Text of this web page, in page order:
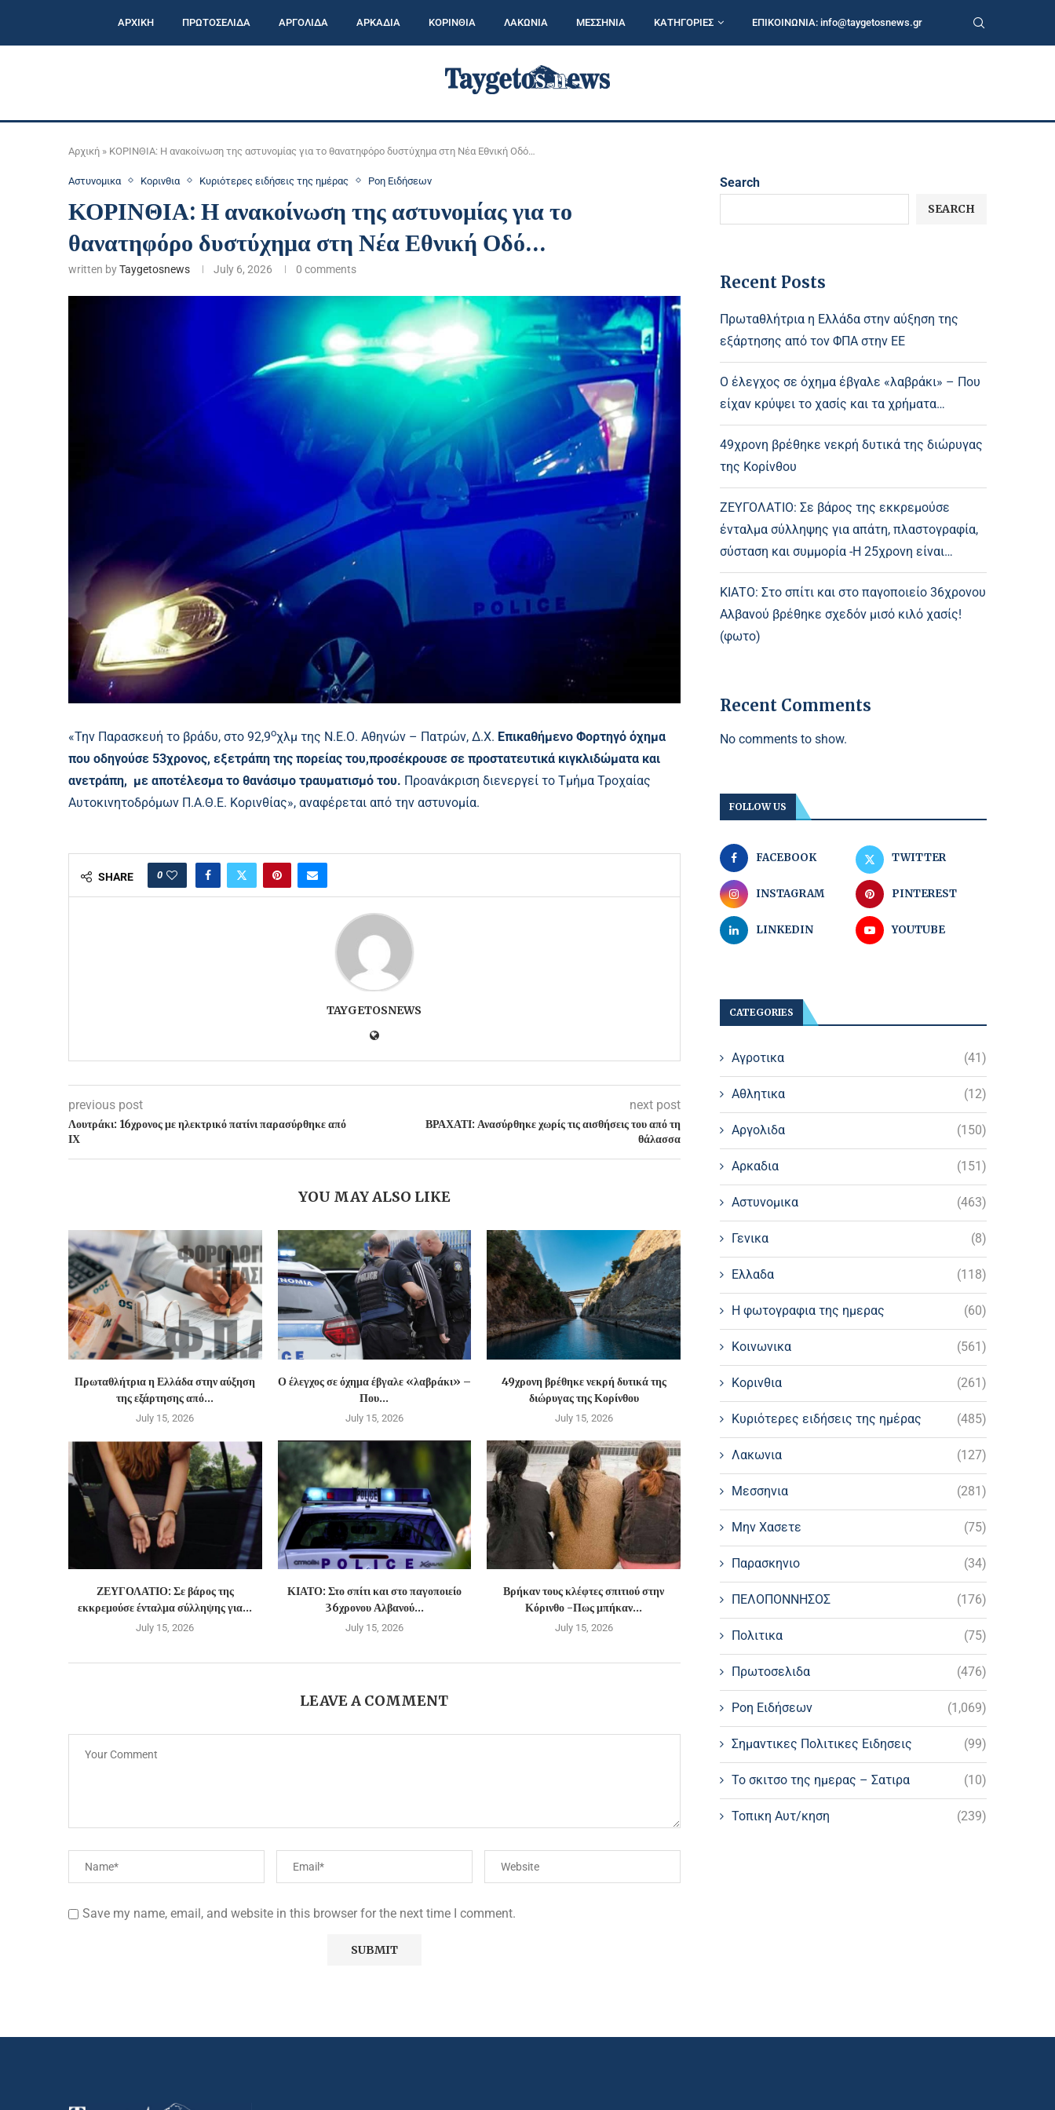
ΑΡΧΙΚΗ ΠΡΩΤΟΣΕΛΙΔΑ ΑΡΓΟΛΙΔΑ ΑΡΚΑΔΙΑ ΚΟΡΙΝΘΙΑ ΛΑΚΩΝΙΑ ΜΕΣΣΗΝΙΑ ΚΑΤΗΓΟΡΙΕΣ ΕΠΙΚΟΙΝΩΝΙΑ: info@taygetosnews.gr
Αρχική » ΚΟΡΙΝΘΙΑ: Η ανακοίνωση της αστυνομίας για το θανατηφόρο δυστύχημα στη Νέα Εθνική Οδό…
Αστυνομικα Κορινθια Κυριότερες ειδήσεις της ημέρας Ροη Ειδήσεων
ΚΟΡΙΝΘΙΑ: Η ανακοίνωση της αστυνομίας για το
θανατηφόρο δυστύχημα στη Νέα Εθνική Οδό…
written byTaygetosnews July 6, 2026 0 comments
«Την Παρασκευή το βράδυ, στο 92,9οχλμ της Ν.Ε.Ο. Αθηνών – Πατρών, Δ.Χ. Επικαθήμενο Φορτηγό όχημα
που οδηγούσε 53χρονος, εξετράπη της πορείας του,προσέκρουσε σε προστατευτικά κιγκλιδώματα και
ανετράπη, με αποτέλεσμα το θανάσιμο τραυματισμό του. Προανάκριση διενεργεί το Τμήμα Τροχαίας
Αυτοκινητοδρόμων Π.Α.Θ.Ε. Κορινθίας», αναφέρεται από την αστυνομία.
SHARE 0
TAYGETOSNEWS
previous post
Λουτράκι: 16χρονος με ηλεκτρικό πατίνι παρασύρθηκε από
ΙΧ
next post
ΒΡΑΧΑΤΙ: Ανασύρθηκε χωρίς τις αισθήσεις του από τη
θάλασσα
YOU MAY ALSO LIKE
Πρωταθλήτρια η Ελλάδα στην αύξηση
της εξάρτησης από...
July 15, 2026
Ο έλεγχος σε όχημα έβγαλε «λαβράκι» –
Που...
July 15, 2026
49χρονη βρέθηκε νεκρή δυτικά της
διώρυγας της Κορίνθου
July 15, 2026
ΖΕΥΓΟΛΑΤΙΟ: Σε βάρος της
εκκρεμούσε ένταλμα σύλληψης για...
July 15, 2026
ΚΙΑΤΟ: Στο σπίτι και στο παγοποιείο
36χρονου Αλβανού...
July 15, 2026
Βρήκαν τους κλέφτες σπιτιού στην
Κόρινθο -Πως μπήκαν...
July 15, 2026
LEAVE A COMMENT
Save my name, email, and website in this browser for the next time I comment.
Search
SEARCH
Recent Posts
Πρωταθλήτρια η Ελλάδα στην αύξηση της
εξάρτησης από τον ΦΠΑ στην ΕΕ
Ο έλεγχος σε όχημα έβγαλε «λαβράκι» – Που
είχαν κρύψει το χασίς και τα χρήματα…
49χρονη βρέθηκε νεκρή δυτικά της διώρυγας
της Κορίνθου
ΖΕΥΓΟΛΑΤΙΟ: Σε βάρος της εκκρεμούσε
ένταλμα σύλληψης για απάτη, πλαστογραφία,
σύσταση και συμμορία -Η 25χρονη είναι…
ΚΙΑΤΟ: Στο σπίτι και στο παγοποιείο 36χρονου
Αλβανού βρέθηκε σχεδόν μισό κιλό χασίς!
(φωτο)
Recent Comments
No comments to show.
FOLLOW US
FACEBOOK TWITTER
INSTAGRAM PINTEREST
LINKEDIN YOUTUBE
CATEGORIES
Αγροτικα (41)
Αθλητικα (12)
Αργολιδα (150)
Αρκαδια (151)
Αστυνομικα (463)
Γενικα (8)
Ελλαδα (118)
Η φωτογραφια της ημερας (60)
Κοινωνικα (561)
Κορινθια (261)
Κυριότερες ειδήσεις της ημέρας (485)
Λακωνια (127)
Μεσσηνια (281)
Μην Χασετε (75)
Παρασκηνιο (34)
ΠΕΛΟΠΟΝΝΗΣΟΣ (176)
Πολιτικα (75)
Πρωτοσελιδα (476)
Ροη Ειδήσεων (1,069)
Σημαντικες Πολιτικες Ειδησεις (99)
Το σκιτσο της ημερας – Σατιρα (10)
Τοπικη Αυτ/κηση (239)